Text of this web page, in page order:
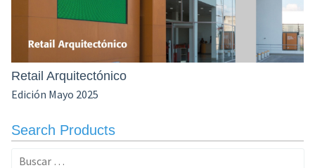
Retail Arquitectónico
Edición Mayo 2025
Search Products
Buscar: